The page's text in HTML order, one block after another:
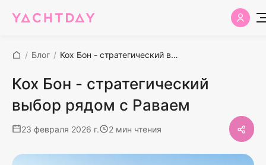
/ Блог / Кох Бон - стратегический выбор рядом с Раваем
Кох Бон - стратегический
выбор рядом с Раваем
23 февраля 2026 г. 2 мин чтения